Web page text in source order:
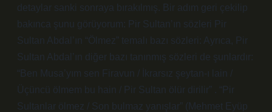
detaylar sanki sonraya bırakılmış. Bir adım geri çekilip
bakınca şunu görüyorum: Pir Sultan’ın sözleri Pir
Sultan Abdal’ın “Ölmez” temalı bazı sözleri: Ayrıca, Pir
Sultan Abdal’ın diğer bazı tanınmış sözleri de şunlardır:
“Ben Musa’yım sen Firavun / İkrarsız şeytan-ı lain /
Üçüncü ölmem bu hain / Pir Sultan ölür dirilir” . “Pir
Sultanlar ölmez / Son bulmaz yanışlar” (Mehmet Eyüp